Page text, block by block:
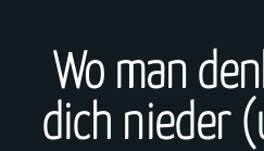
Wo man
dich nieder